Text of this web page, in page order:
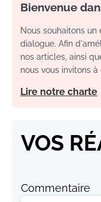
Bienvenue
Nous souhaitons
dialogue. Afin
nos articles, ainsi
nous vous invitons
Lire notre charte
VOS
Commentaire